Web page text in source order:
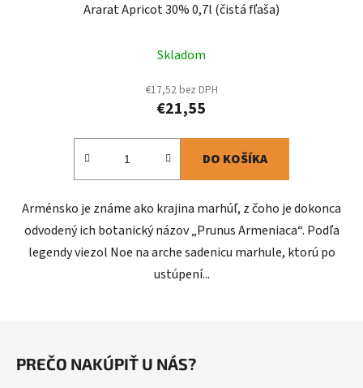
Ararat Apricot 30% 0,7l (čistá fľaša)
Skladom
€17,52 bez DPH
€21,55
DO KOŠÍKA
Arménsko je známe ako krajina marhúľ, z čoho je dokonca
odvodený ich botanický názov „Prunus Armeniaca“. Podľa
legendy viezol Noe na arche sadenicu marhule, ktorú po
ustúpení...
PREČO NAKÚPIŤ U NÁS?